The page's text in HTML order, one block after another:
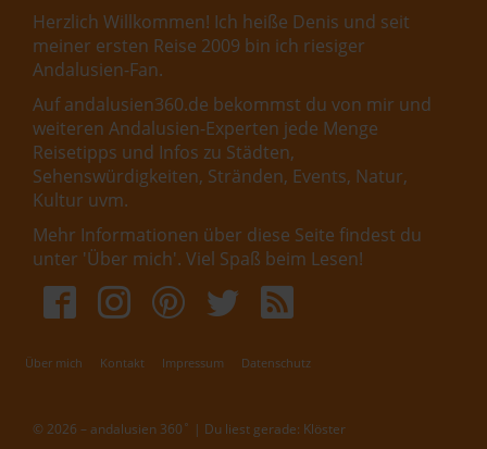
Herzlich Willkommen! Ich heiße Denis und seit
meiner ersten Reise 2009 bin ich riesiger
Andalusien-Fan.
Auf andalusien360.de bekommst du von mir und
weiteren Andalusien-Experten jede Menge
Reisetipps und Infos zu Städten,
Sehenswürdigkeiten, Stränden, Events, Natur,
Kultur uvm.
Mehr Informationen über diese Seite findest du
unter 'Über mich'. Viel Spaß beim Lesen!
Fußbereichsmenü
Über mich Kontakt Impressum Datenschutz
© 2026 – andalusien 360˚ | Du liest gerade: Klöster